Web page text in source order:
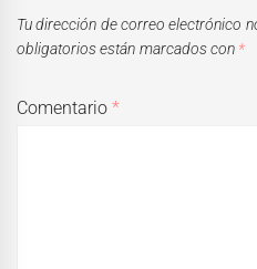
Tu dirección de correo electrónico
obligatorios están marcados con *
Comentario*